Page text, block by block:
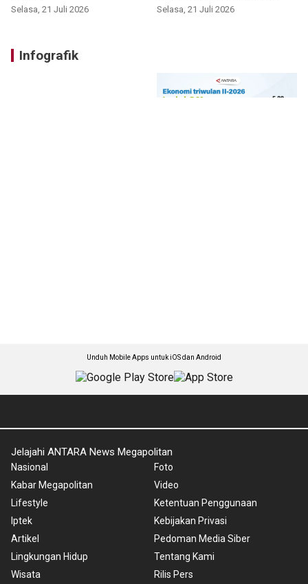
Selasa, 21 Juli 2026 Selasa, 21 Juli 2026
Infografik
Unduh Mobile Apps untuk iOS dan Android
Jelajahi ANTARA News Megapolitan
Nasional
Kabar Megapolitan
Lifestyle
Iptek
Artikel
Lingkungan Hidup
Wisata
Foto
Video
Ketentuan Penggunaan
Kebijakan Privasi
Pedoman Media Siber
Tentang Kami
Rilis Pers